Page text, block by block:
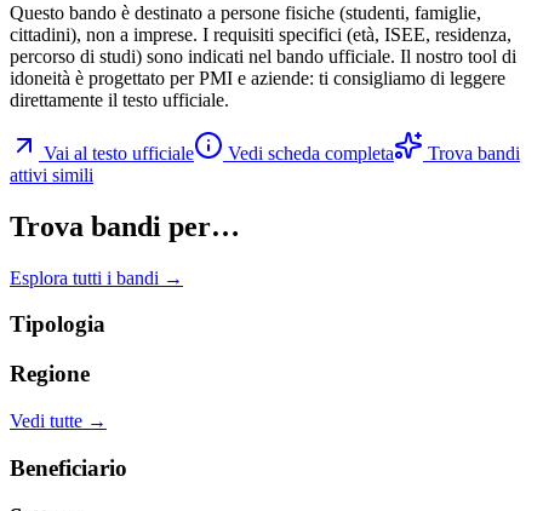
Questo bando è destinato a persone fisiche (studenti, famiglie,
cittadini), non a imprese. I requisiti specifici (età, ISEE, residenza,
percorso di studi) sono indicati nel bando ufficiale. Il nostro tool di
idoneità è progettato per PMI e aziende: ti consigliamo di leggere
direttamente il testo ufficiale.
Vai al testo ufficiale Vedi scheda completa
Trova bandi
attivi simili
Trova bandi per…
Esplora tutti i bandi →
Tipologia
Regione
Vedi tutte →
Beneficiario